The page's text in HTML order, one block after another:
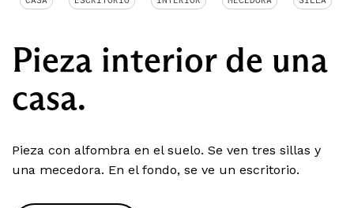
Pieza interior de una
casa.
Pieza con alfombra en el suelo. Se ven tres sillas y
una mecedora. En el fondo, se ve un escritorio.